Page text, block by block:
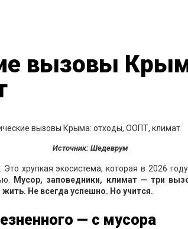
вызовы
Источник: Шедеврум
хрупкая экосистема, которая в 2026
Мусор, заповедники, климат — три
Не всегда успешно. Но учится.
— с мусора